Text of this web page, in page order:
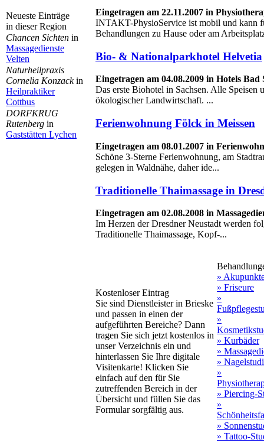
Neueste Einträge
in dieser Region
Chancen Sichten in
Massagedienste
Velten
Naturheilpraxis
Cornelia Konzackin
Heilpraktiker
Cottbus
DORFKRUG
Rutenberg in
Gaststätten Lychen
Eingetragen am 22.11.2007 in
INTAKT-PhysioService ist mobil und kann
Behandlungen zu Hause oder am
Bio- & Nationalparkhotel Helvetia
Eingetragen am 04.08.2009 in Hotels Bad
Das erste Biohotel in Sachsen. Alle Speisen
ökologischer Landwirtschaft. ...
Ferienwohnung Fölck in Meissen
Eingetragen am 08.01.2007 in
Schöne 3-Sterne Ferienwohnung, am
gelegen in Waldnähe, daher ide...
Traditionelle Thaimassage in
Eingetragen am 02.08.2008 in
Im Herzen der Dresdner Neustadt werden
Traditionelle Thaimassage, Kopf-...
Kostenloser Eintrag
Sie sind Dienstleister in Brieske
und passen in einen der
aufgeführten Bereiche? Dann
tragen Sie sich jetzt kostenlos in
unser Verzeichnis ein und
hinterlassen Sie Ihre digitale
Visitenkarte! Klicken Sie
einfach auf den für Sie
zutreffenden Bereich in der
Übersicht und füllen Sie das
Formular sorgfältig aus.
»
» Friseure
»
»
» Kurbäder
»
»
»
» Piercing-
»
»
» Tattoo-